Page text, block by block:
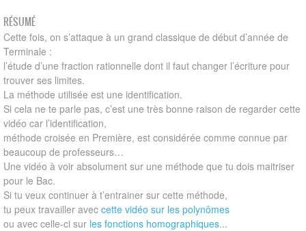
RÉSUMÉ
Cette fois, on s’attaque à un grand classique de début d’année de
Terminale :
l’étude d’une fraction rationnelle dont il faut changer l’écriture pour
trouver ses limites.
La méthode utilisée est une identification.
Si cela ne te parle pas, c’est une très bonne raison de regarder cette
vidéo car l’identification,
méthode croisée en Première, est considérée comme connue par
beaucoup de professeurs…
Une vidéo à voir absolument sur une méthode que tu dois maitriser
pour le Bac.
Si tu veux continuer à t’entrainer sur cette méthode,
tu peux travailler avec cette vidéo sur les polynômes
ou avec celle-ci sur les fonctions homographiques...